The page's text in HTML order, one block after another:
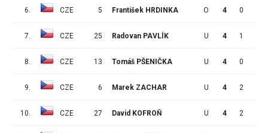
6. CZE 5 František HRDINKA O 4 0
7. CZE 25 Radovan PAVLÍK U 4 1
8. CZE 13 Tomáš PŠENIČKA U 4 0
9. CZE 6 Marek ZACHAR U 4 2
10. CZE 27 David KOFROŇ U 4 2